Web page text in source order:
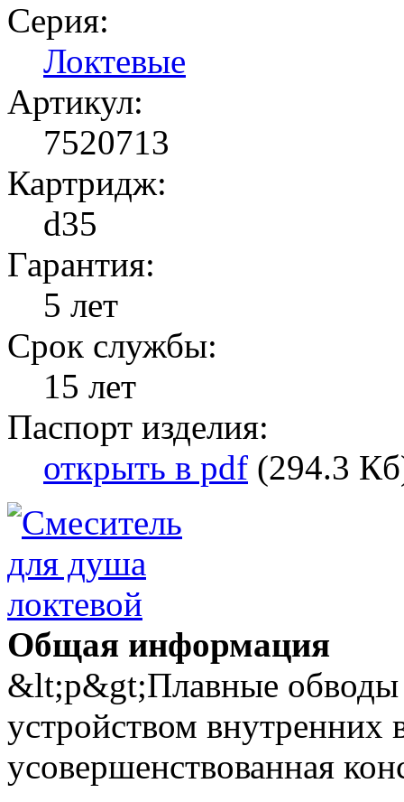
Серия:
Локтевые
Артикул:
7520713
Картридж:
d35
Гарантия:
5 лет
Срок службы:
15 лет
Паспорт изделия:
открыть в pdf (294.3
Общая информация
&lt;p&gt;Плавные обводы
устройством
усовершенствованная